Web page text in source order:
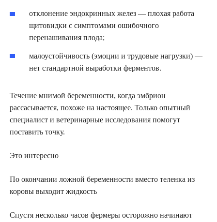
отклонение эндокринных желез — плохая работа
щитовидки с симптомами ошибочного
перенашивания плода;
малоустойчивость (эмоции и трудовые нагрузки) —
нет стандартной выработки ферментов.
Течение мнимой беременности, когда эмбрион
рассасывается, похоже на настоящее. Только опытный
специалист и ветеринарные исследования помогут
поставить точку.
Это интересно
По окончании ложной беременности вместо теленка из
коровы выходит жидкость
Спустя несколько часов фермеры осторожно начинают